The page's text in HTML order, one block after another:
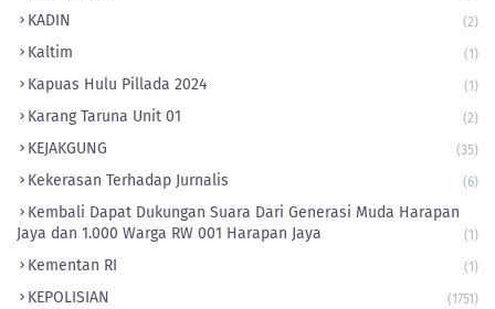
KADIN (2)
Kaltim (1)
Kapuas Hulu Pillada 2024 (1)
Karang Taruna Unit 01 (2)
KEJAKGUNG (35)
Kekerasan Terhadap Jurnalis (6)
Kembali Dapat Dukungan Suara Dari Generasi Muda Harapan
Jaya dan 1.000 Warga RW 001 Harapan Jaya
(1)
Kementan RI (1)
KEPOLISIAN (1751)